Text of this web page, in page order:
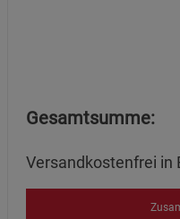
Gesamtsumme:
Versandkostenfrei in